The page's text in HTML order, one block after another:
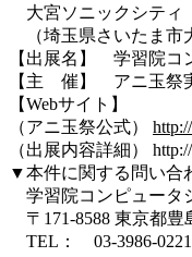
大宮ソニックシテ
（埼玉県さいたま市
【出展名】 学習院コ
【主 催】 アニ玉祭
【Webサイト】
（アニ玉祭公式）
（出展内容詳細）
▼本件に関する問い合
学習院コンピュータ
〒171-8588 東京都豊
TEL： 03-3986-0221